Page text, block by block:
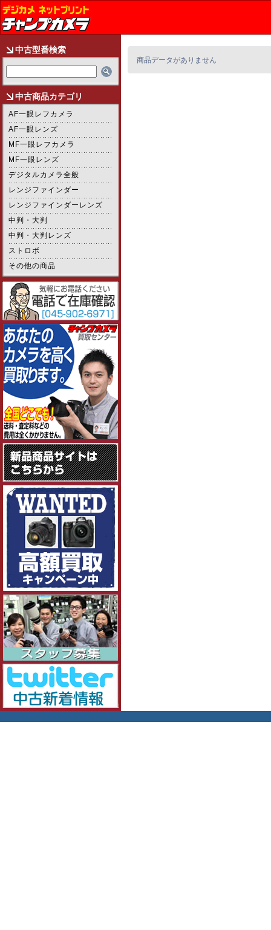
中古型番検索
中古商品カテゴリ
AF一眼レフカメラ
AF一眼レンズ
MF一眼レフカメラ
MF一眼レンズ
デジタルカメラ全般
レンジファインダー
レンジファインダーレンズ
中判・大判
中判・大判レンズ
ストロボ
その他の商品
商品データがありません